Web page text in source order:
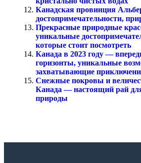
Канадская провинция
достопримечательности,
Прекрасные природные
уникальные
которые стоит посмотреть
Канада в 2023 году —
горизонты, уникальные
захватывающие
Снежные покровы и
Канада — настоящий рай
природы